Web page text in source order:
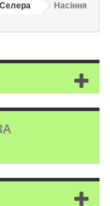
Селера
Насіння